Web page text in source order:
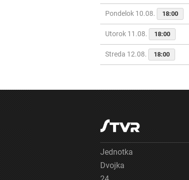
Pondelok 10.08. 18:00
Utorok 11.08. 18:00
Streda 12.08. 18:00
Jednotka
Dvojka